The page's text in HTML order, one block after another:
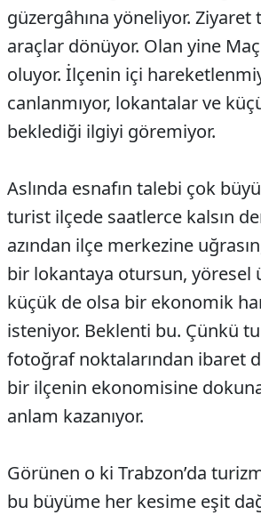
güzergâhına yöneliyor. Ziyaret
araçlar dönüyor. Olan yine
oluyor. İlçenin içi
canlanmıyor, lokantalar ve
beklediği ilgiyi göremiyor.
Aslında esnafın talebi çok
turist ilçede saatlerce kalsın
azından ilçe merkezine
bir lokantaya otursun, yöresel
küçük de olsa bir ekonomik
isteniyor. Beklenti bu. Çünkü
fotoğraf noktalarından ibaret
bir ilçenin ekonomisine
anlam kazanıyor.
Görünen o ki Trabzon’da
bu büyüme her kesime eşit